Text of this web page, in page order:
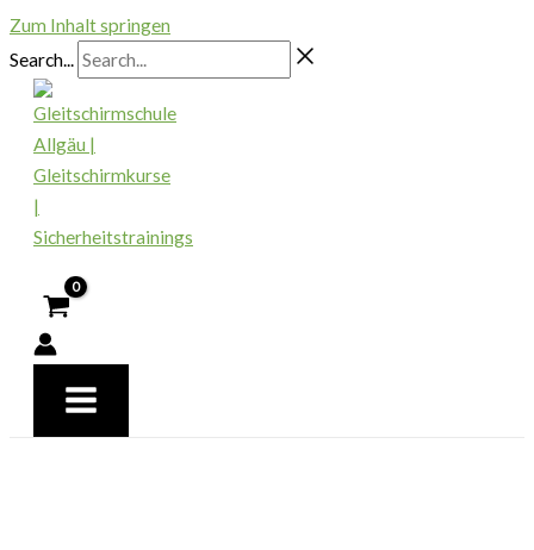
Zum Inhalt springen
Search...